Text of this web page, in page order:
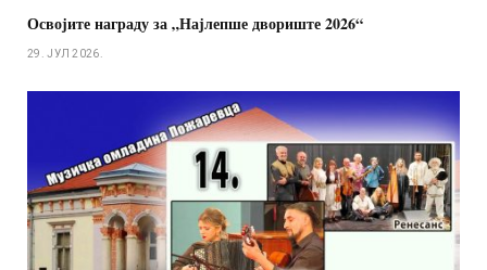
Освојите награду за „Најлепше двориште 2026“
29. ЈУЛ 2026.